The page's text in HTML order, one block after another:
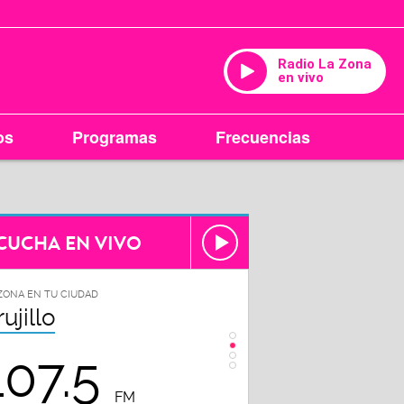
Radio La Zona
en vivo
Programas Frecuencias
EN VIVO
EN TU CIUDAD
FM 102.3